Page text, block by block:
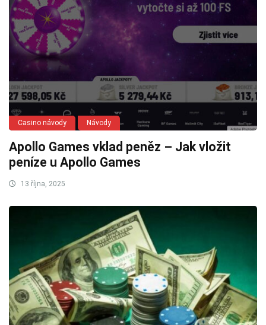
Casino návody Návody
Apollo Games vklad peněz – Jak vložit
peníze u Apollo Games
13 října, 2025